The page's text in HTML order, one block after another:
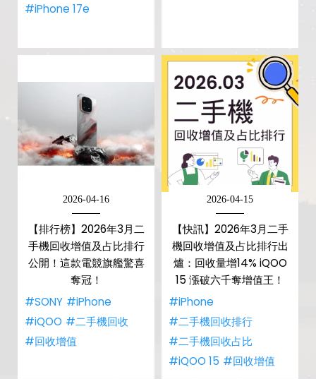
#iPhone 17e
2026-04-16
【排行榜】2026年3月二
手機回收增值及占比排行
公開！這款電競旗艦驚喜
奪冠！
#SONY #iPhone
#iQOO #二手機回收
#回收增值
2026-04-15
【快訊】2026年3月二手
機回收增值及占比排行出
爐：回收量增14% iQOO
15 漲破六千奪增值王！
#iPhone
#二手機回收排行
#二手機回收占比
#iQOO 15 #回收增值